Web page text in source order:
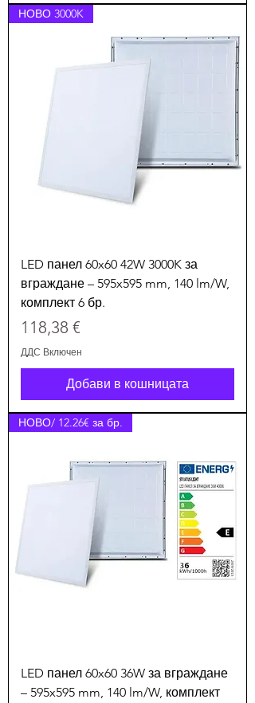
НОВО 3000K
LED панел 60x60 42W 3000K за
вграждане – 595x595 mm, 140 lm/W,
комплект 6 бр.
Цена
118,38 €
ДДС Включен
Добави в кошницата
НОВО/ 12.26€ за бр.
LED панел 60x60 36W за вграждане
– 595x595 mm, 140 lm/W, комплект